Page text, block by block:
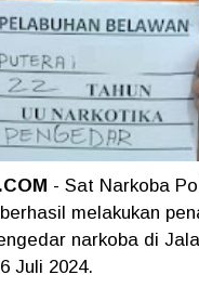
- Sat Narkoba
melakukan
narkoba di
Juli 2024.